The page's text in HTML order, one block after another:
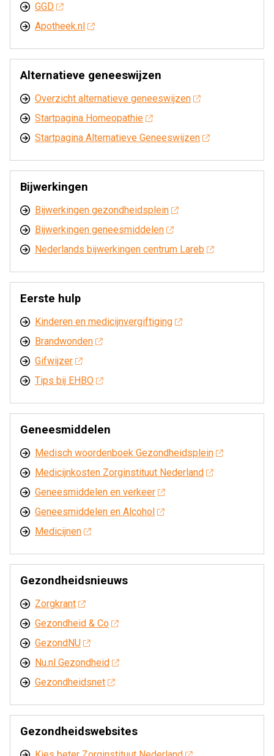
GGD
Apotheek.nl
Alternatieve geneeswijzen
Overzicht alternatieve geneeswijzen
Startpagina Homeopathie
Startpagina Alternatieve Geneeswijzen
Bijwerkingen
Bijwerkingen gezondheidsplein
Bijwerkingen geneesmiddelen
Nederlands bijwerkingen centrum Lareb
Eerste hulp
Kinderen en medicijnvergiftiging
Brandwonden
Gifwijzer
Tips bij EHBO
Geneesmiddelen
Medisch woordenboek Gezondheidsplein
Medicijnkosten Zorginstituut Nederland
Geneesmiddelen en verkeer
Geneesmiddelen en Alcohol
Medicijnen
Gezondheidsnieuws
Zorgkrant
Gezondheid & Co
GezondNU
Nu.nl Gezondheid
Gezondheidsnet
Gezondheidswebsites